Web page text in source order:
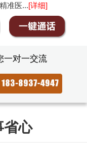
准医...[详细]
一对一交流
省心